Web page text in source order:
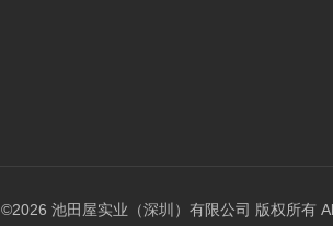
©2026 池田屋实业（深圳）有限公司 版权所有